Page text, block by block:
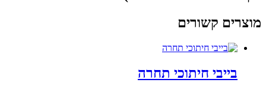
מוצרים קשורים
בייבי חיתוכי תחרה